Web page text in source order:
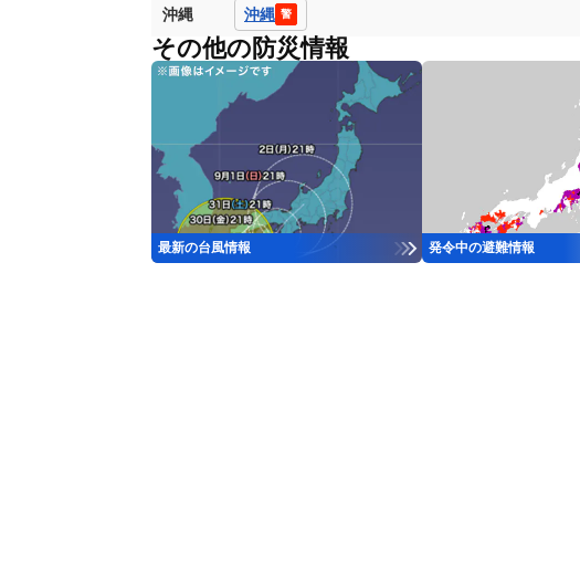
沖縄 沖縄 警
その他の防災情報
最新の台風情報 発令中の避難情報